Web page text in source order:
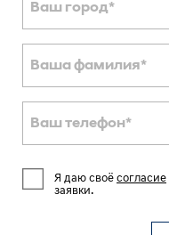
Ваш город*
Ваша фамилия*
Ваш телефон*
Я даю своё согласие
заявки.